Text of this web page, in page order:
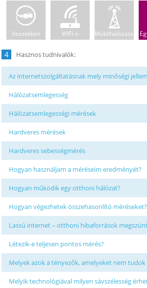
Vezetéken WIFI-n Mobilhálózaton
4
Az internetszolgáltatásnak mely minőségi
Hálózatsemlegesség
Hálózatsemlegességi mérések
Hardveres mérések
Hardveres sebességmérés
Hogyan használjam a méréseim eredményét?
Hogyan működik egy otthoni hálózat?
Hogyan végezhetek összehasonlító méréseket?
Lassú internet – otthoni hibaforrások
Létezik-e teljesen pontos mérés?
Melyek azok a tényezők, amelyeket nem
Melyik technológiával milyen sávszélesség